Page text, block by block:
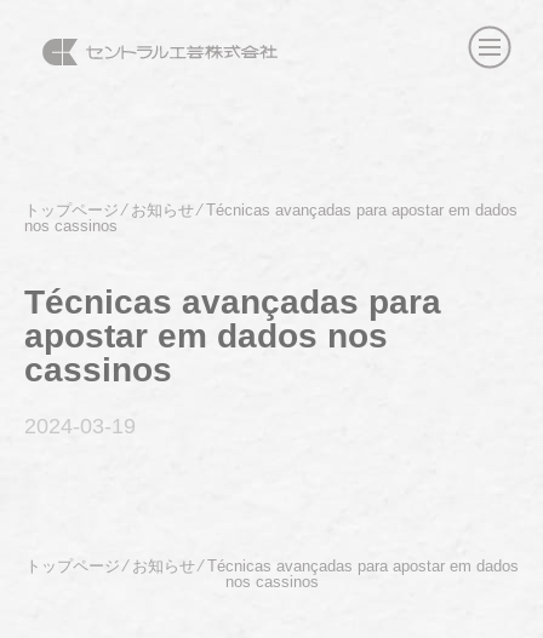
トップページ⁄ お知らせ⁄Técnicas avançadas para apostar em dados
nos cassinos
Técnicas avançadas para
apostar em dados nos
cassinos
2024-03-19
トップページ ⁄ お知らせ⁄Técnicas avançadas para apostar em dados
nos cassinos